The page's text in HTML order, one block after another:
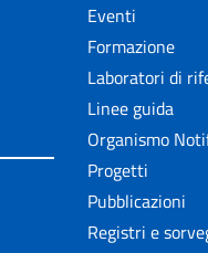
Eventi
Formazione
Laboratori di
Linee guida
Organismo
Progetti
Pubblicazioni
Registri e